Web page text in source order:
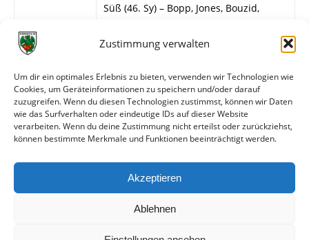
Zustimmung verwalten
Um dir ein optimales Erlebnis zu bieten, verwenden wir Technologien wie
Cookies, um Geräteinformationen zu speichern und/oder darauf
zuzugreifen. Wenn du diesen Technologien zustimmst, können wir Daten
wie das Surfverhalten oder eindeutige IDs auf dieser Website
verarbeiten. Wenn du deine Zustimmung nicht erteilst oder zurückziehst,
können bestimmte Merkmale und Funktionen beeinträchtigt werden.
Akzeptieren
Ablehnen
Süß (46. Sy) – Bopp, Jones, Bouzid,
Glasner.
Hörrlein – Dingels, Gorka (46. Traore),
Saur, Grossert – Novacic, Hartung,
Wittek – Schlabach, Melunovic, Ismaili.
Alle bisherigen Partien der beiden Mannschaften
anzeigen